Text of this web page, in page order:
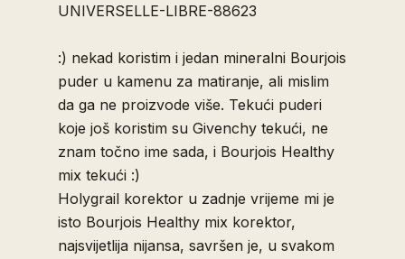
UNIVERSELLE-LIBRE-88623
:) nekad koristim i jedan mineralni Bourjois
puder u kamenu za matiranje, ali mislim
da ga ne proizvode više. Tekući puderi
koje još koristim su Givenchy tekući, ne
znam točno ime sada, i Bourjois Healthy
mix tekući :)
Holygrail korektor u zadnje vrijeme mi je
isto Bourjois Healthy mix korektor,
najsvijetlija nijansa, savršen je, u svakom